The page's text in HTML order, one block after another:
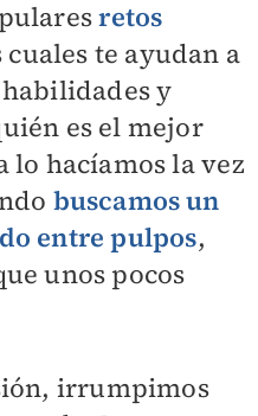
retos
cuales te ayudan a
y
es el mejor
lo hacíamos la vez
buscamos un
entre pulpos,
unos pocos
irrumpimos